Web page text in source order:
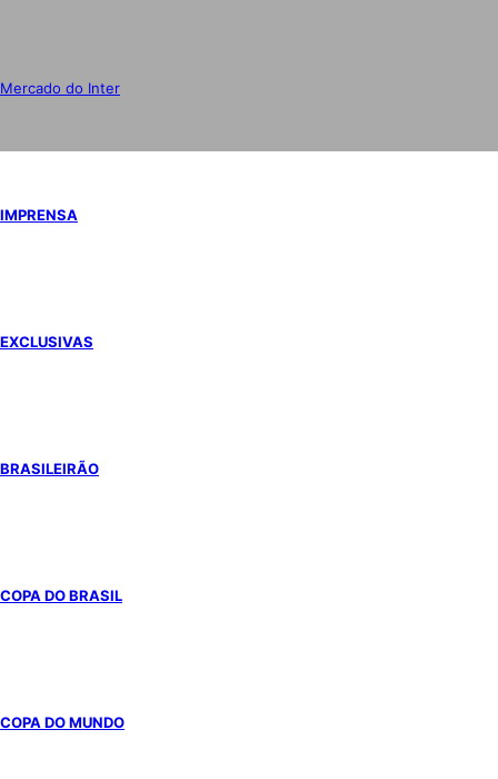
Mercado do Inter
IMPRENSA
EXCLUSIVAS
BRASILEIRÃO
COPA DO BRASIL
COPA DO MUNDO